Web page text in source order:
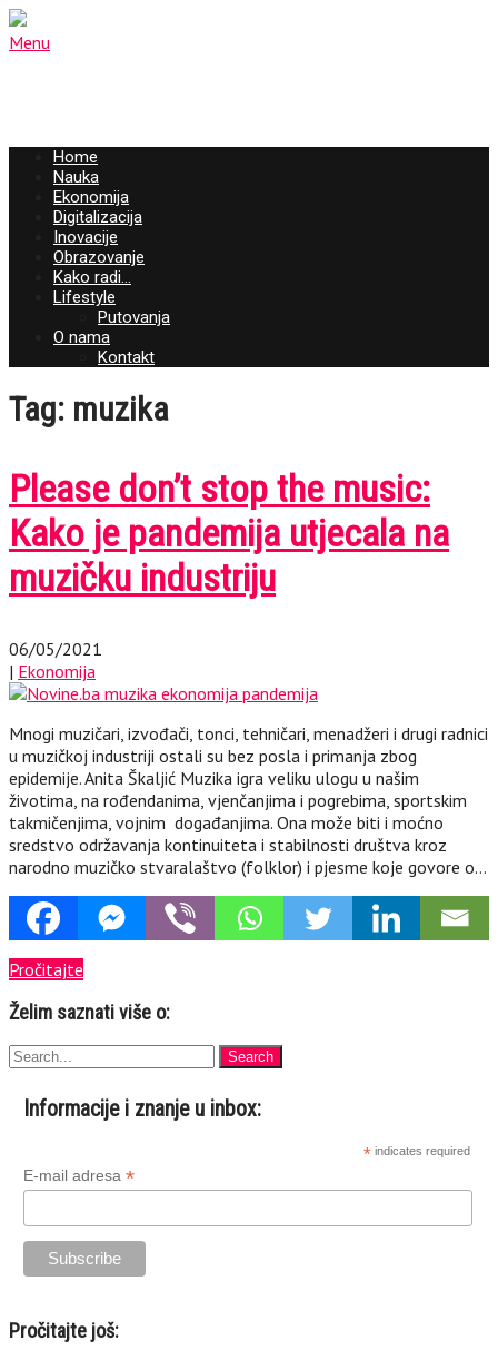
Menu
Home
Nauka
Ekonomija
Digitalizacija
Inovacije
Obrazovanje
Kako radi…
Lifestyle
Putovanja
O nama
Kontakt
Tag: muzika
Please don’t stop the music:
Kako je pandemija utjecala na
muzičku industriju
06/05/2021
| Ekonomija
Mnogi muzičari, izvođači, tonci, tehničari, menadžeri i drugi radnici
u muzičkoj industriji ostali su bez posla i primanja zbog
epidemije. Anita Škaljić Muzika igra veliku ulogu u našim
životima, na rođendanima, vjenčanjima i pogrebima, sportskim
takmičenjima, vojnim događanjima. Ona može biti i moćno
sredstvo održavanja kontinuiteta i stabilnosti društva kroz
narodno muzičko stvaralaštvo (folklor) i pjesme koje govore o…
Pročitajte
Želim saznati više o:
Informacije i znanje u inbox:
* indicates required
E-mail adresa *
Pročitajte još: